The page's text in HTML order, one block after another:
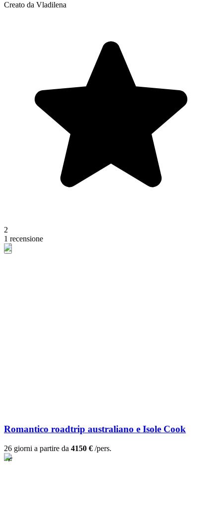
Creato da Vladilena
2
1 recensione
Romantico roadtrip australiano e Isole Cook
26 giorni a partire da 4150 € /pers.